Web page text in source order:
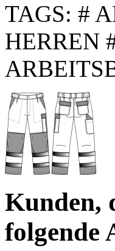
TAGS: #
HERREN
Kunden,
folgende